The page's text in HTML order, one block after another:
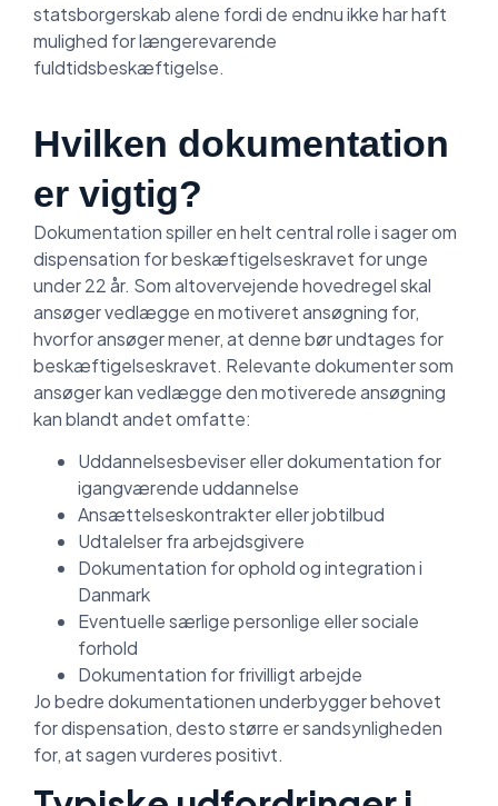
statsborgerskab alene fordi de endnu ikke har haft
mulighed for længerevarende
fuldtidsbeskæftigelse.
Hvilken dokumentation
er vigtig?
Dokumentation spiller en helt central rolle i sager om
dispensation for beskæftigelseskravet for unge
under 22 år. Som altovervejende hovedregel skal
ansøger vedlægge en motiveret ansøgning for,
hvorfor ansøger mener, at denne bør undtages for
beskæftigelseskravet. Relevante dokumenter som
ansøger kan vedlægge den motiverede ansøgning
kan blandt andet omfatte:
Uddannelsesbeviser eller dokumentation for
igangværende uddannelse
Ansættelseskontrakter eller jobtilbud
Udtalelser fra arbejdsgivere
Dokumentation for ophold og integration i
Danmark
Eventuelle særlige personlige eller sociale
forhold
Dokumentation for frivilligt arbejde
Jo bedre dokumentationen underbygger behovet
for dispensation, desto større er sandsynligheden
for, at sagen vurderes positivt.